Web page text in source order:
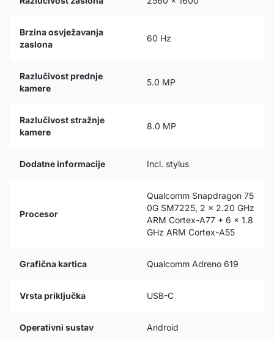
Brzina osvježavanja
zaslona
60 Hz
Razlučivost prednje
kamere
5.0 MP
Razlučivost stražnje
kamere
8.0 MP
Dodatne informacije Incl. stylus
Procesor
Qualcomm Snapdragon 75
0G SM7225, 2 x 2.20 GHz
ARM Cortex-A77 + 6 x 1.8
GHz ARM Cortex-A55
Grafična kartica Qualcomm Adreno 619
Vrsta priključka USB-C
Operativni sustav Android